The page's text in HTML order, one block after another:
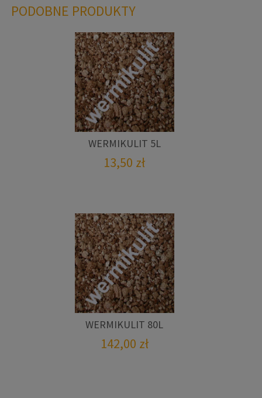
PODOBNE PRODUKTY
WERMIKULIT 5L
13,50 zł
WERMIKULIT 80L
142,00 zł